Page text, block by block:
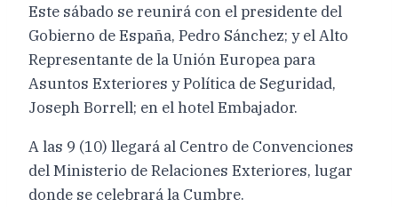
Este sábado se reunirá con el presidente del
Gobierno de España, Pedro Sánchez; y el Alto
Representante de la Unión Europea para
Asuntos Exteriores y Política de Seguridad,
Joseph Borrell; en el hotel Embajador.
A las 9 (10) llegará al Centro de Convenciones
del Ministerio de Relaciones Exteriores, lugar
donde se celebrará la Cumbre.